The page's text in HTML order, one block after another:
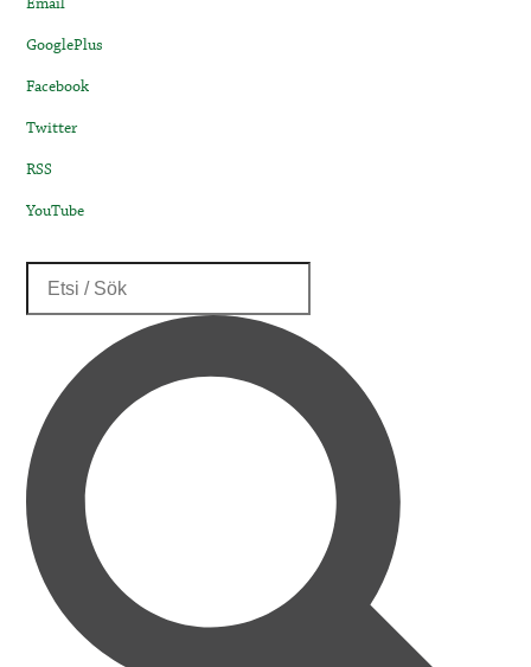
GooglePlus
Facebook
Twitter
RSS
YouTube